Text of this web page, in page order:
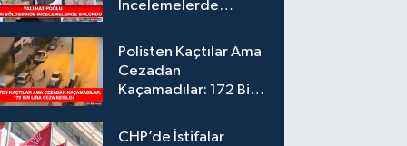
İncelemelerde
Polisten Kaçtılar Ama
Cezadan
Kaçamadılar: 172 Bin
CHP’de İstifalar